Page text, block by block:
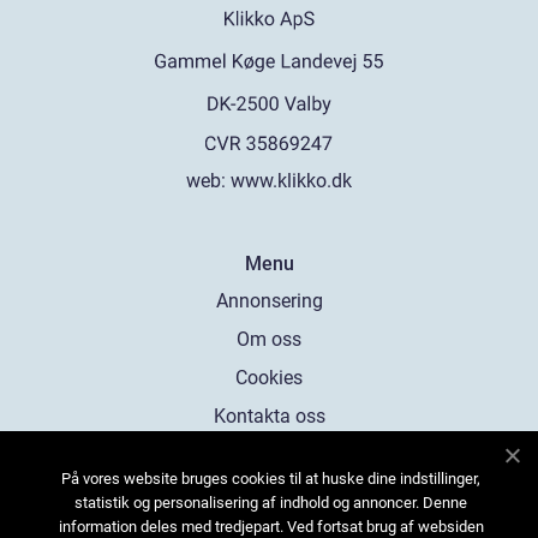
web: www.klikko.dk
Menu
Annonsering
Om oss
Cookies
Kontakta oss
På vores website bruges cookies til at huske dine indstillinger,
statistik og personalisering af indhold og annoncer. Denne
information deles med tredjepart. Ved fortsat brug af websiden